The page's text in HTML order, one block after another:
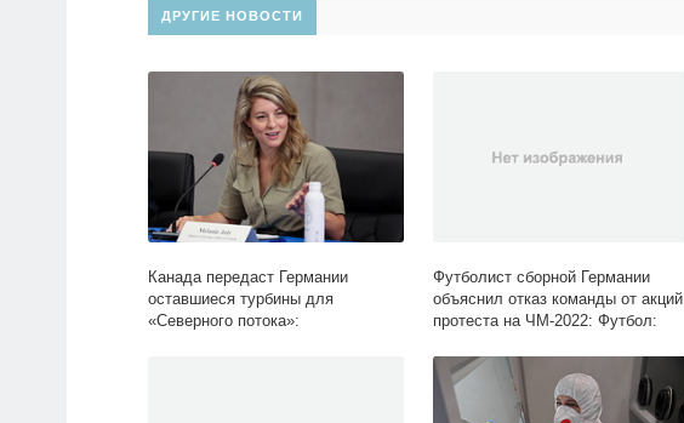
ДРУГИЕ НОВОСТИ
Канада передаст Германии
оставшиеся турбины для
«Северного потока»:
Футболист сборной Германии
объяснил отказ команды от акций
протеста на ЧМ-2022: Футбол: